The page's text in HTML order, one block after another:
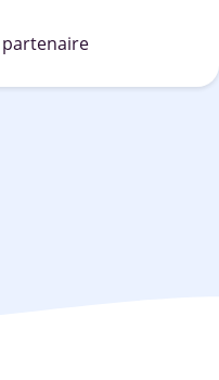
partenaire